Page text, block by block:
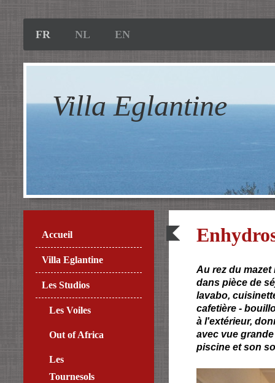
FR NL EN
Villa Eglantine
Au rez du
dans pièce de
lavabo,
cafetière -
à l'extérieur,
avec vue
piscine et son
Accueil
Villa Eglantine
Les Studios
Les Voiles
Out of Africa
Les
Tournesols